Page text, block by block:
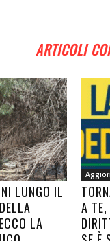
ARTICOLI
LUNGO IL
LA
A